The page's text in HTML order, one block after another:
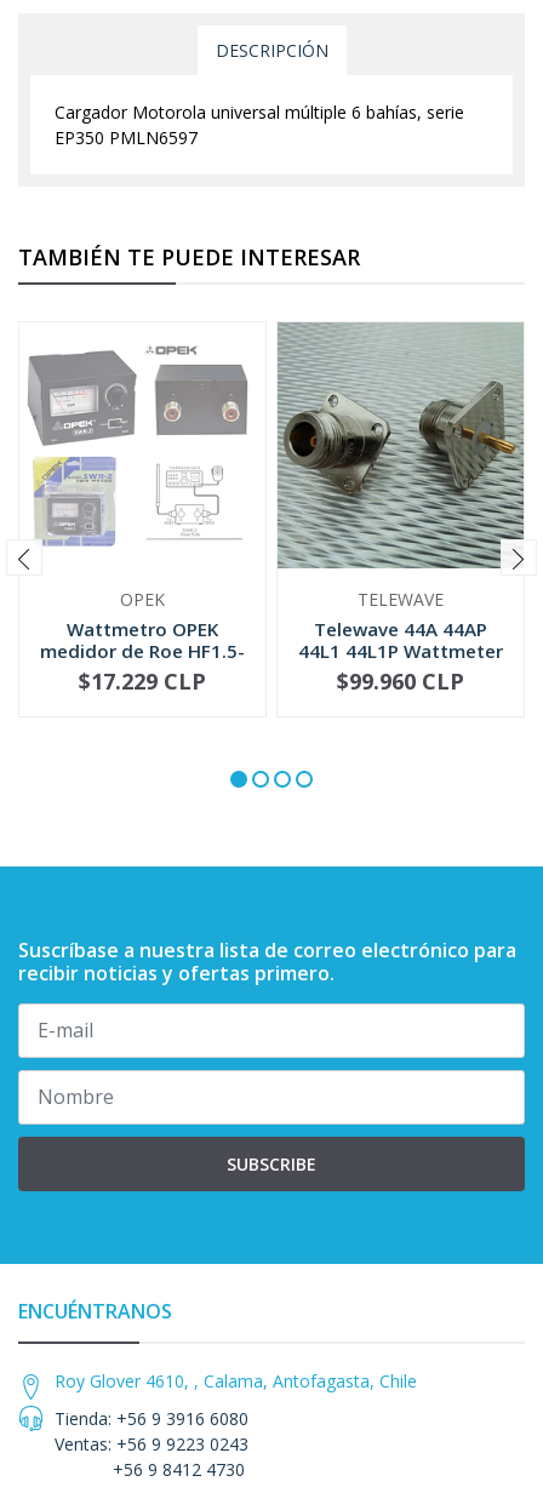
DESCRIPCIÓN
Cargador Motorola universal múltiple 6 bahías, serie
EP350 PMLN6597
TAMBIÉN TE PUEDE INTERESAR
OPEK
Wattmetro OPEK
medidor de Roe HF1.5-
30 MHZ (SWR-2)
NO DISPONIBLE
$17.229 CLP
TELEWAVE
Telewave 44A 44AP
44L1 44L1P Wattmeter
QC Conne...
+
$99.960 CLP
Suscríbase a nuestra lista de correo electrónico para
recibir noticias y ofertas primero.
SUBSCRIBE
ENCUÉNTRANOS
Roy Glover 4610, , Calama, Antofagasta, Chile
Tienda: +56 9 3916 6080
Ventas: +56 9 9223 0243
+56 9 8412 4730